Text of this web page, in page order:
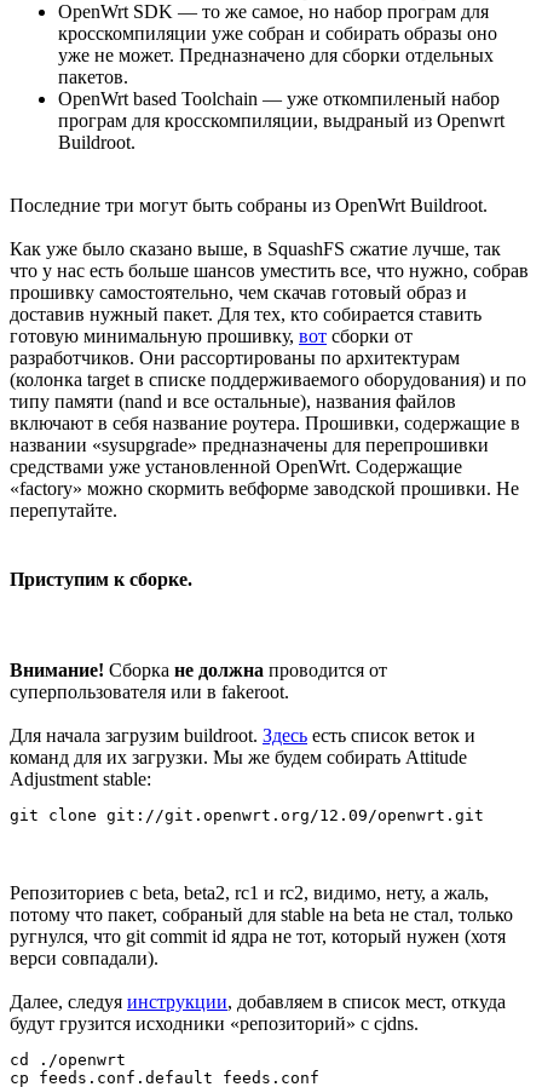
OpenWrt SDK — то же самое, но набор програм для
кросскомпиляции уже собран и собирать образы оно
уже не может. Предназначено для сборки отдельных
пакетов.
OpenWrt based Toolchain — уже откомпиленый набор
програм для кросскомпиляции, выдраный из Openwrt
Buildroot.
Последние три могут быть собраны из OpenWrt Buildroot.
Как уже было сказано выше, в SquashFS сжатие лучше, так
что у нас есть больше шансов уместить все, что нужно, собрав
прошивку самостоятельно, чем скачав готовый образ и
доставив нужный пакет. Для тех, кто собирается ставить
готовую минимальную прошивку, вот сборки от
разработчиков. Они рассортированы по архитектурам
(колонка target в списке поддерживаемого оборудования) и по
типу памяти (nand и все остальные), названия файлов
включают в себя название роутера. Прошивки, содержащие в
названии «sysupgrade» предназначены для перепрошивки
средствами уже установленной OpenWrt. Содержащие
«factory» можно скормить вебформе заводской прошивки. Не
перепутайте.
Приступим к сборке.
Внимание! Сборка не должна проводится от
суперпользователя или в fakeroot.
Для начала загрузим buildroot. Здесь есть список веток и
команд для их загрузки. Мы же будем собирать Attitude
Adjustment stable:
Репозиториев с beta, beta2, rc1 и rc2, видимо, нету, а жаль,
потому что пакет, собраный для stable на beta не стал, только
ругнулся, что git commit id ядра не тот, который нужен (хотя
верси совпадали).
Далее, следуя инструкции, добавляем в список мест, откуда
будут грузится исходники «репозиторий» с cjdns.
cd ./openwrt